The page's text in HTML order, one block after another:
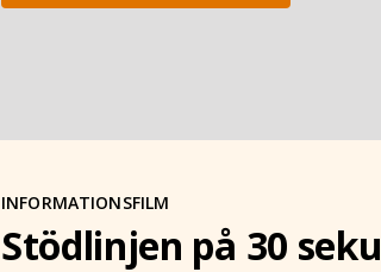
INFORMATIONSFILM
Stödlinjen på 30